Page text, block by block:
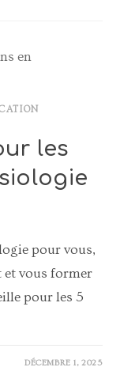
les
pour vous,
et vous former
pour les 5
DÉCEMBRE 1, 2025